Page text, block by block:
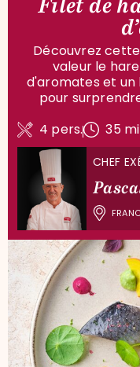
Filet de
Découvrez
valeur le
d'aromates et un
pour
4 pers.
35
CHEF